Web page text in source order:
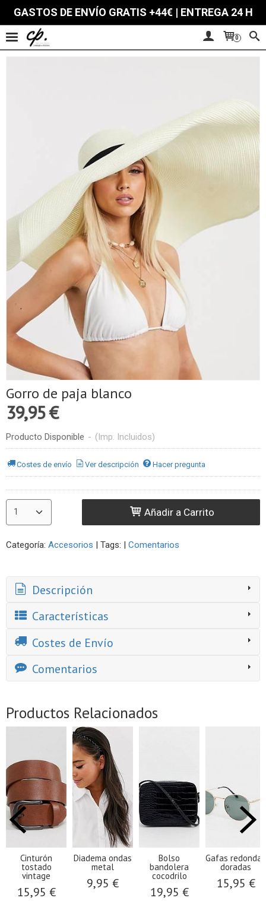
GASTOS DE ENVÍO GRATIS +44€ | ENTREGA 24 H
0
Gorro de paja blanco
39,95 €
Producto Disponible - (Imp. Incluidos)
Costes de envío Ver descripción Hacer pregunta
Añadir a Carrito
Categoría: Accesorios | Tags: | Comentarios
Descripción
Características
Costes de Envío
Comentarios
Productos Relacionados
Cinturón
tostado
vintage
15,95 €
Diadema ondas
metal
9,95 €
Bolso
bandolera
cocodrilo
19,95 €
Gafas redondas
doradas
15,95 €